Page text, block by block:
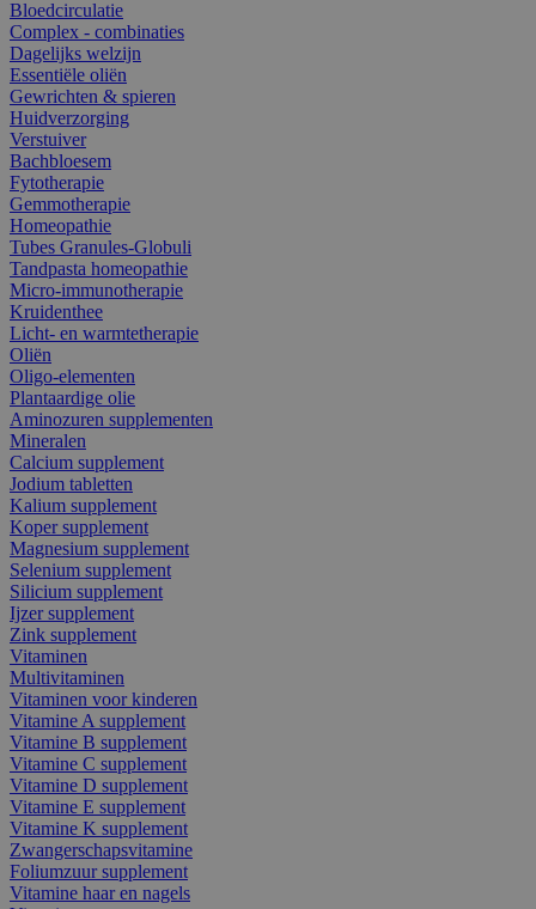
Bloedcirculatie
Complex - combinaties
Dagelijks welzijn
Essentiële oliën
Gewrichten & spieren
Huidverzorging
Verstuiver
Bachbloesem
Fytotherapie
Gemmotherapie
Homeopathie
Tubes Granules-Globuli
Tandpasta homeopathie
Micro-immunotherapie
Kruidenthee
Licht- en warmtetherapie
Oliën
Oligo-elementen
Plantaardige olie
Aminozuren supplementen
Mineralen
Calcium supplement
Jodium tabletten
Kalium supplement
Koper supplement
Magnesium supplement
Selenium supplement
Silicium supplement
Ijzer supplement
Zink supplement
Vitaminen
Multivitaminen
Vitaminen voor kinderen
Vitamine A supplement
Vitamine B supplement
Vitamine C supplement
Vitamine D supplement
Vitamine E supplement
Vitamine K supplement
Zwangerschapsvitamine
Foliumzuur supplement
Vitamine haar en nagels